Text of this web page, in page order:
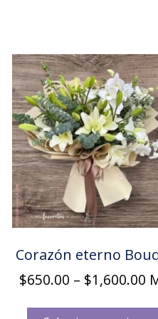
Corazón eterno
$650.00 – $1,600.00